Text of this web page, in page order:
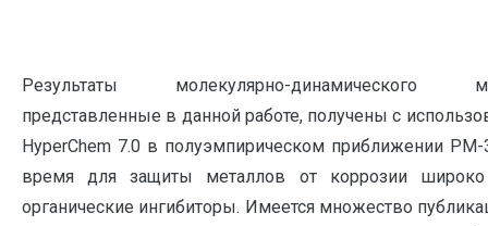
Результаты молекулярно-динамического
представленные в данной работе, получены с
HyperChеm 7.0 в полуэмпирическом приближении РМ-
время для защиты металлов от коррозии широко
органические ингибиторы. Имеется множество